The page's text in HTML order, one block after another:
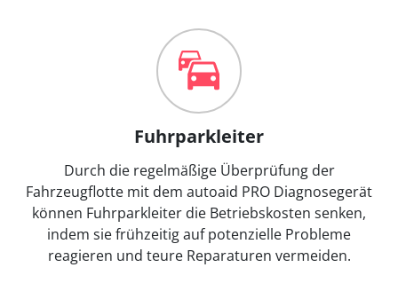
Fuhrparkleiter
Durch die regelmäßige Überprüfung der
Fahrzeugflotte mit dem autoaid PRO Diagnosegerät
können Fuhrparkleiter die Betriebskosten senken,
indem sie frühzeitig auf potenzielle Probleme
reagieren und teure Reparaturen vermeiden.